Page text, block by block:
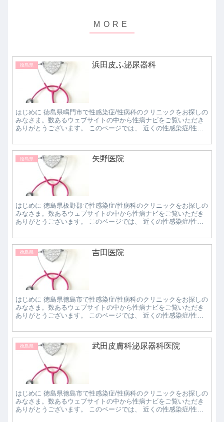
徳島県 浜田皮ふ泌尿器科
はじめに 徳島県鳴門市で性感染症/性病科のクリニックをお探しの
みなさま。数あるウェブサイトの中から性病ナビをご覧いただき
ありがとうございます。 このページでは、 近くの性感染症/性病
徳島県 矢野医院
はじめに 徳島県板野郡で性感染症/性病科のクリニックをお探しの
みなさま。数あるウェブサイトの中から性病ナビをご覧いただき
ありがとうございます。 このページでは、 近くの性感染症/性病
徳島県 吉田医院
はじめに 徳島県徳島市で性感染症/性病科のクリニックをお探しの
みなさま。数あるウェブサイトの中から性病ナビをご覧いただき
ありがとうございます。 このページでは、 近くの性感染症/性病
徳島県 武田皮膚科泌尿器科医院
はじめに 徳島県徳島市で性感染症/性病科のクリニックをお探しの
みなさま。数あるウェブサイトの中から性病ナビをご覧いただき
ありがとうございます。 このページでは、 近くの性感染症/性病